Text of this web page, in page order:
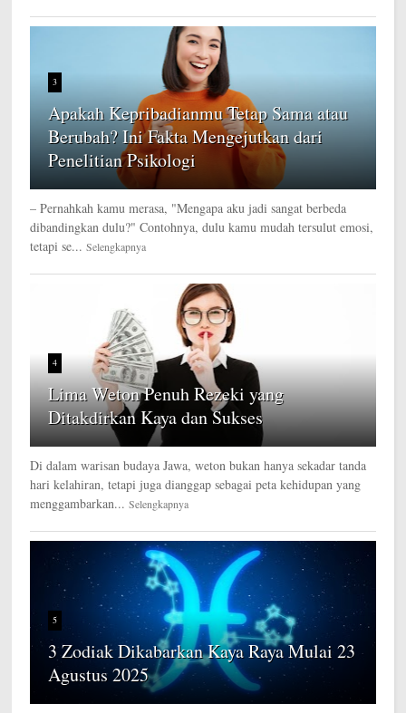
3
Apakah Kepribadianmu Tetap Sama atau
Berubah? Ini Fakta Mengejutkan dari
Penelitian Psikologi
– Pernahkah kamu merasa, "Mengapa aku jadi sangat berbeda
dibandingkan dulu?" Contohnya, dulu kamu mudah tersulut emosi,
tetapi se... Selengkapnya
4
Lima Weton Penuh Rezeki yang
Ditakdirkan Kaya dan Sukses
Di dalam warisan budaya Jawa, weton bukan hanya sekadar tanda
hari kelahiran, tetapi juga dianggap sebagai peta kehidupan yang
menggambarkan... Selengkapnya
5
3 Zodiak Dikabarkan Kaya Raya Mulai 23
Agustus 2025